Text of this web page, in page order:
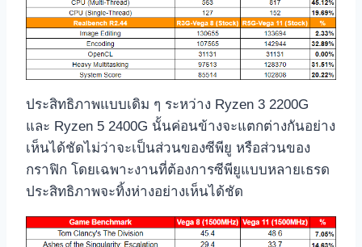
ประสิทธิภาพแบบเดิม ๆ ระหว่าง Ryzen 3 2200G
และ Ryzen 5 2400G นั้นค่อนข้างจะแตกต่างกันอย่าง
เห็นได้ชัดไม่ว่าจะเป็นส่วนของซีพียู หรือส่วนของ
กราฟิก โดยเฉพาะงานที่ต้องการซีพียูแบบหลายเธรด
ประสิทธิภาพจะทิ้งห่างอย่างเห็นได้ชัด